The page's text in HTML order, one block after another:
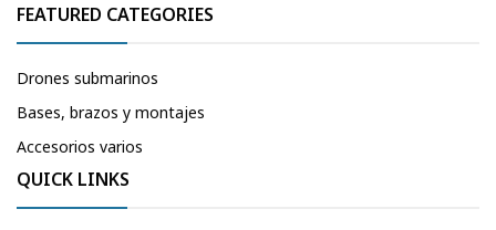
FEATURED CATEGORIES
Drones submarinos
Bases, brazos y montajes
Accesorios varios
QUICK LINKS